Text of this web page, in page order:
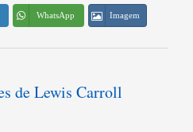
WhatsApp Imagem
de Lewis Carroll